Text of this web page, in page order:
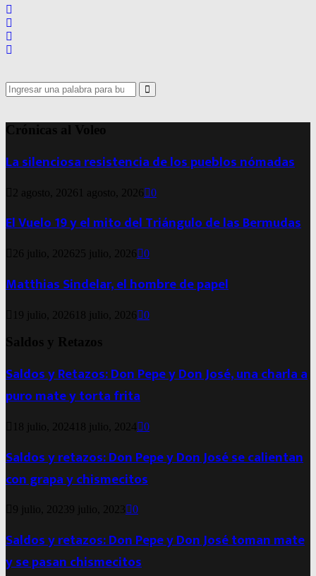
Search
for:
Search
Crónicas al Voleo
La silenciosa resistencia de los pueblos nómadas
2 agosto, 2026 1 agosto, 2026 0
El Vuelo 19 y el mito del Triángulo de las Bermudas
26 julio, 2026 25 julio, 2026 0
Matthias Sindelar, el hombre de papel
19 julio, 2026 18 julio, 2026 0
Saldos y Retazos
Saldos y Retazos: Don Pepe y Don José, una charla a
puro mate y torta frita
18 julio, 2024 18 julio, 2024 0
Saldos y retazos: Don Pepe y Don José se calientan
con grapa y chismecitos
9 julio, 20239 julio, 2023 0
Saldos y retazos: Don Pepe y Don José toman mate
y se pasan chismecitos